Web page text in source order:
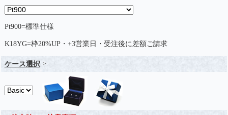
Pt900=標準仕様
K18YG=枠20%UP・+3営業日・受注後に差額ご請求
ケース選択